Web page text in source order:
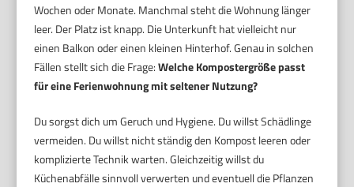
Wochen oder Monate. Manchmal steht die Wohnung länger
leer. Der Platz ist knapp. Die Unterkunft hat vielleicht nur
einen Balkon oder einen kleinen Hinterhof. Genau in solchen
Fällen stellt sich die Frage:Welche Kompostergröße passt
für eine Ferienwohnung mit seltener Nutzung?
Du sorgst dich um Geruch und Hygiene. Du willst Schädlinge
vermeiden. Du willst nicht ständig den Kompost leeren oder
komplizierte Technik warten. Gleichzeitig willst du
Küchenabfälle sinnvoll verwerten und eventuell die Pflanzen